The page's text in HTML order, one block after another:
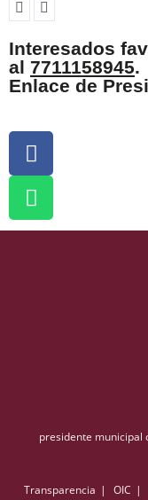
Interesados
al 7711158945.
Enlace de
presidente municipal
Transparencia OIC